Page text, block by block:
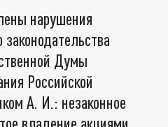
нарушения
законодательства
Думы
Российской
А. И.: незаконное